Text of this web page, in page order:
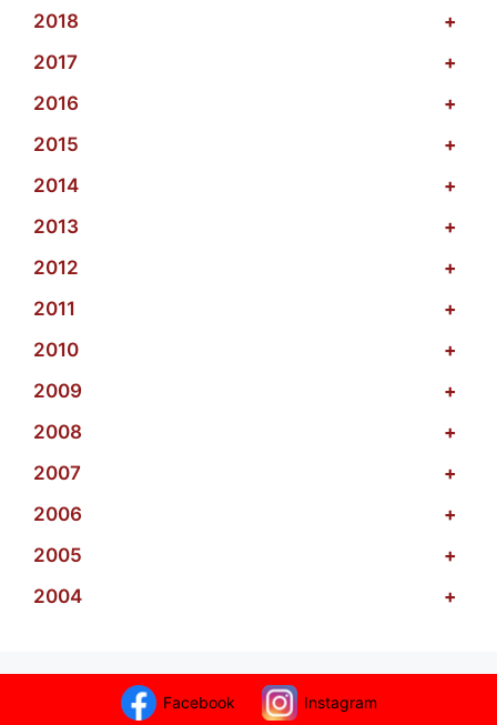
2018
+
2017
+
2016
+
2015
+
2014
+
2013
+
2012
+
2011
+
2010
+
2009
+
2008
+
2007
+
2006
+
2005
+
2004
+
Facebook Instagram